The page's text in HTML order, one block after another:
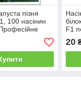
пізня
100 насінин
F1
20